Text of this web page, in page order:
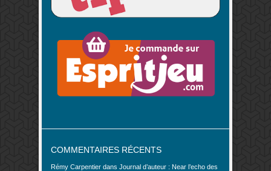
COMMENTAIRES RÉCENTS
Rémy Carpentier dans Journal d’auteur : Near l’echo des